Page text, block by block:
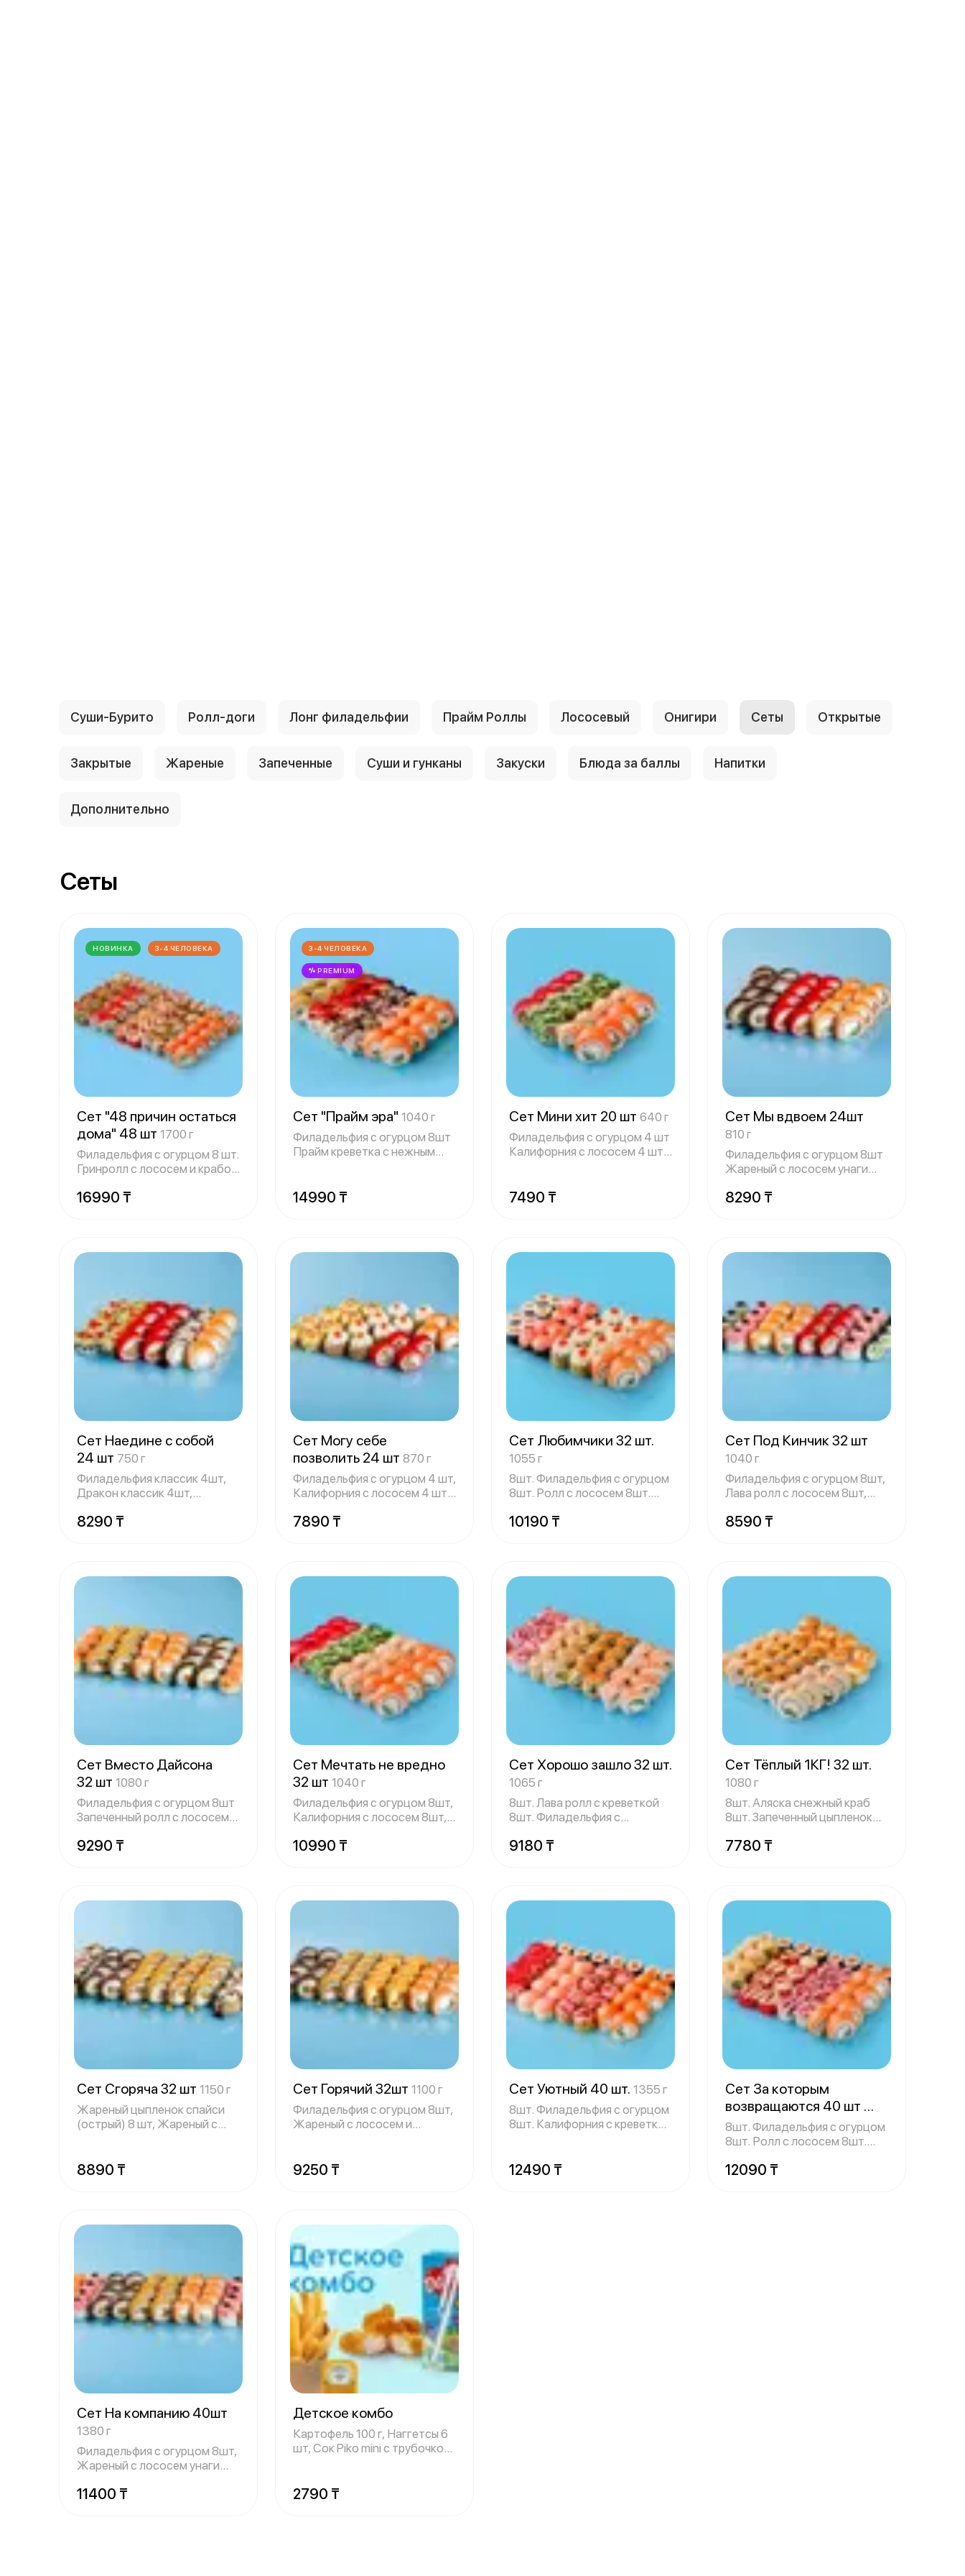
Суши-Бурито Ролл-доги Лонг филадельфии Прайм Роллы Лососевый Онигири Сеты Открытые
Закрытые Жареные Запеченные Суши и гунканы Закуски Блюда за баллы Напитки
Дополнительно
Сеты
НОВИНКА 3-4 ЧЕЛОВЕКА
Сет "48 причин остаться
дома" 48 шт 1700 г
Филадельфия с огурцом 8 шт.
Гринролл с лососем и крабом
16990 ₸
3-4 ЧЕЛОВЕКА
PREMIUM
Сет "Прайм эра" 1040 г
Филадельфия с огурцом 8шт
Прайм креветка с нежным
14990 ₸
Сет Мини хит 20 шт 640 г
Филадельфия с огурцом 4 шт
Калифорния с лососем 4 шт
7490 ₸
Сет Мы вдвоем 24шт
810 г
Филадельфия с огурцом 8шт
Жареный с лососем унаги
8290 ₸
Сет Наедине с собой
24 шт 750 г
Филадельфия классик 4шт,
Дракон классик 4шт,
8290 ₸
Сет Могу себе
позволить 24 шт 870 г
Филадельфия с огурцом 4 шт,
Калифорния с лососем 4 шт,
7890 ₸
Сет Любимчики 32 шт.
1055 г
8шт. Филадельфия с огурцом
8шт. Ролл с лососем 8шт.
10190 ₸
Сет Под Кинчик 32 шт
1040 г
Филадельфия с огурцом 8шт,
Лава ролл с лососем 8шт,
8590 ₸
Сет Вместо Дайсона
32 шт 1080 г
Филадельфия с огурцом 8шт
Запеченный ролл с лососем
9290 ₸
Сет Мечтать не вредно
32 шт 1040 г
Филадельфия с огурцом 8шт,
Калифорния с лососем 8шт,
10990 ₸
Сет Хорошо зашло 32 шт.
1065 г
8шт. Лава ролл с креветкой
8шт. Филадельфия с
9180 ₸
Сет Тёплый 1КГ! 32 шт.
1080 г
8шт. Аляска снежный краб
8шт. Запеченный цыпленок
7780 ₸
Сет Сгоряча 32 шт 1150 г
Жареный цыпленок спайси
(острый) 8 шт, Жареный с
8890 ₸
Сет Горячий 32шт 1100 г
Филадельфия с огурцом 8шт,
Жареный с лососем и
9250 ₸
Сет Уютный 40 шт. 1355 г
8шт. Филадельфия с огурцом
8шт. Калифорния с креветкой
12490 ₸
Сет За которым
возвращаются 40 шт
1259 г
8шт. Филадельфия с огурцом
8шт. Ролл с лососем 8шт.
12090 ₸
Сет На компанию 40шт
1380 г
Филадельфия с огурцом 8шт,
Жареный с лососем унаги
11400 ₸
Детское комбо
Картофель 100 г, Наггетсы 6
шт, Сок Piko mini с трубочкой
2790 ₸